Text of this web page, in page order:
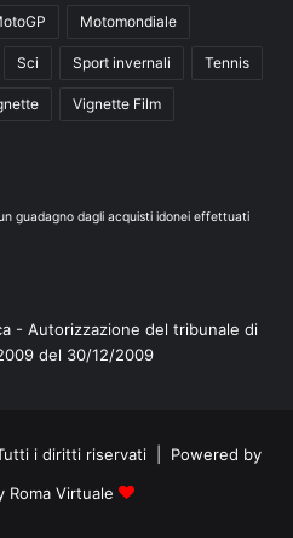
Motomondiale
Sci Sport invernali Tennis
Vignette Film
guadagno dagli acquisti idonei effettuati
- Autorizzazione del tribunale di
del 30/12/2009
i diritti riservati | Powered by
Roma Virtuale